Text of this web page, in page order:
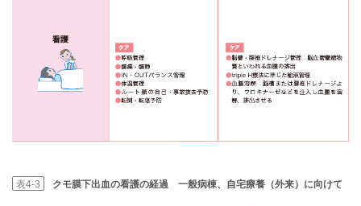
表4-3 クモ膜下出血の看護の経過 一般病棟、自宅療養（外来）に向けて